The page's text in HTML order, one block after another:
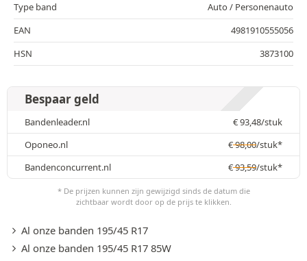
Type band
Auto / Personenauto
EAN
4981910555056
HSN
3873100
Bespaar geld
Bandenleader.nl €93,48/stuk
Oponeo.nl
€98,00/stuk*
Bandenconcurrent.nl
€93,59/stuk*
* De prijzen kunnen zijn gewijzigd sinds de datum die
zichtbaar wordt door op de prijs te klikken.
Al onze banden 195/45 R17
Al onze banden 195/45 R17 85W